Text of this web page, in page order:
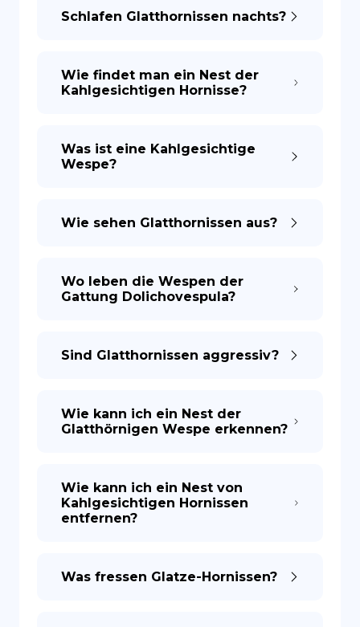
Schlafen Glatthornissen nachts?
Wie findet man ein Nest der
Kahlgesichtigen Hornisse?
Was ist eine Kahlgesichtige
Wespe?
Wie sehen Glatthornissen aus?
Wo leben die Wespen der
Gattung Dolichovespula?
Sind Glatthornissen aggressiv?
Wie kann ich ein Nest der
Glatthörnigen Wespe erkennen?
Wie kann ich ein Nest von
Kahlgesichtigen Hornissen
entfernen?
Was fressen Glatze-Hornissen?